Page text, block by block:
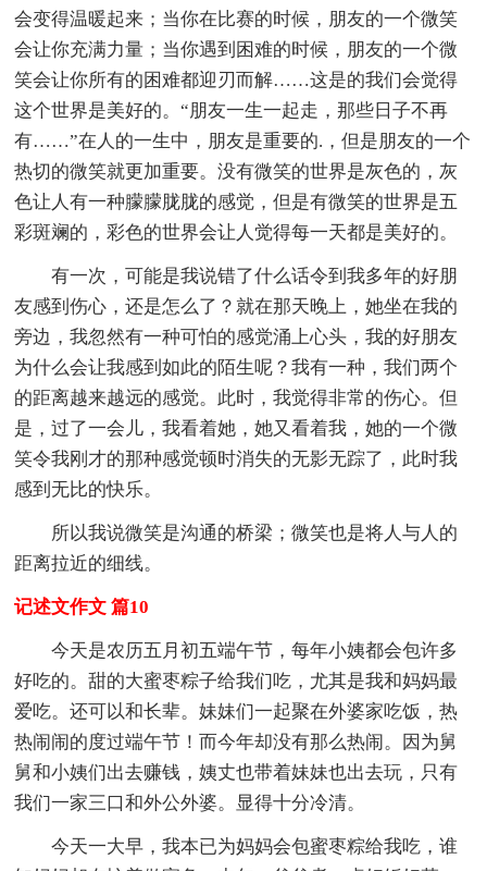
会变得温暖起来；当你在比赛的时候，朋友的一个微笑
会让你充满力量；当你遇到困难的时候，朋友的一个微
笑会让你所有的困难都迎刃而解……这是的我们会觉得
这个世界是美好的。“朋友一生一起走，那些日子不再
有……”在人的一生中，朋友是重要的.，但是朋友的一个
热切的微笑就更加重要。没有微笑的世界是灰色的，灰
色让人有一种朦朦胧胧的感觉，但是有微笑的世界是五
彩斑斓的，彩色的世界会让人觉得每一天都是美好的。
有一次，可能是我说错了什么话令到我多年的好朋
友感到伤心，还是怎么了？就在那天晚上，她坐在我的
旁边，我忽然有一种可怕的感觉涌上心头，我的好朋友
为什么会让我感到如此的陌生呢？我有一种，我们两个
的距离越来越远的感觉。此时，我觉得非常的伤心。但
是，过了一会儿，我看着她，她又看着我，她的一个微
笑令我刚才的那种感觉顿时消失的无影无踪了，此时我
感到无比的快乐。
所以我说微笑是沟通的桥梁；微笑也是将人与人的
距离拉近的细线。
记述文作文 篇10
今天是农历五月初五端午节，每年小姨都会包许多
好吃的。甜的大蜜枣粽子给我们吃，尤其是我和妈妈最
爱吃。还可以和长辈。妹妹们一起聚在外婆家吃饭，热
热闹闹的度过端午节！而今年却没有那么热闹。因为舅
舅和小姨们出去赚钱，姨丈也带着妹妹也出去玩，只有
我们一家三口和外公外婆。显得十分冷清。
今天一大早，我本已为妈妈会包蜜枣粽给我吃，谁